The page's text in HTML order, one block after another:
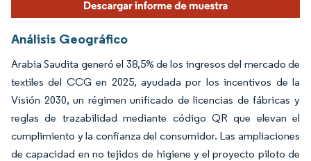
Análisis Geográfico
Arabia Saudita generó el 38,5% de los ingresos del mercado de
textiles del CCG en 2025, ayudada por los incentivos de la
Visión 2030, un régimen unificado de licencias de fábricas y
reglas de trazabilidad mediante código QR que elevan el
cumplimiento y la confianza del consumidor. Las ampliaciones
de capacidad en no tejidos de higiene y el proyecto piloto de